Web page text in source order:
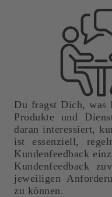
Du fragst Dich, was
Produkte und
daran interessiert,
ist essenziell,
Kundenfeedback
Kundenfeedback
jeweiligen
zu können.